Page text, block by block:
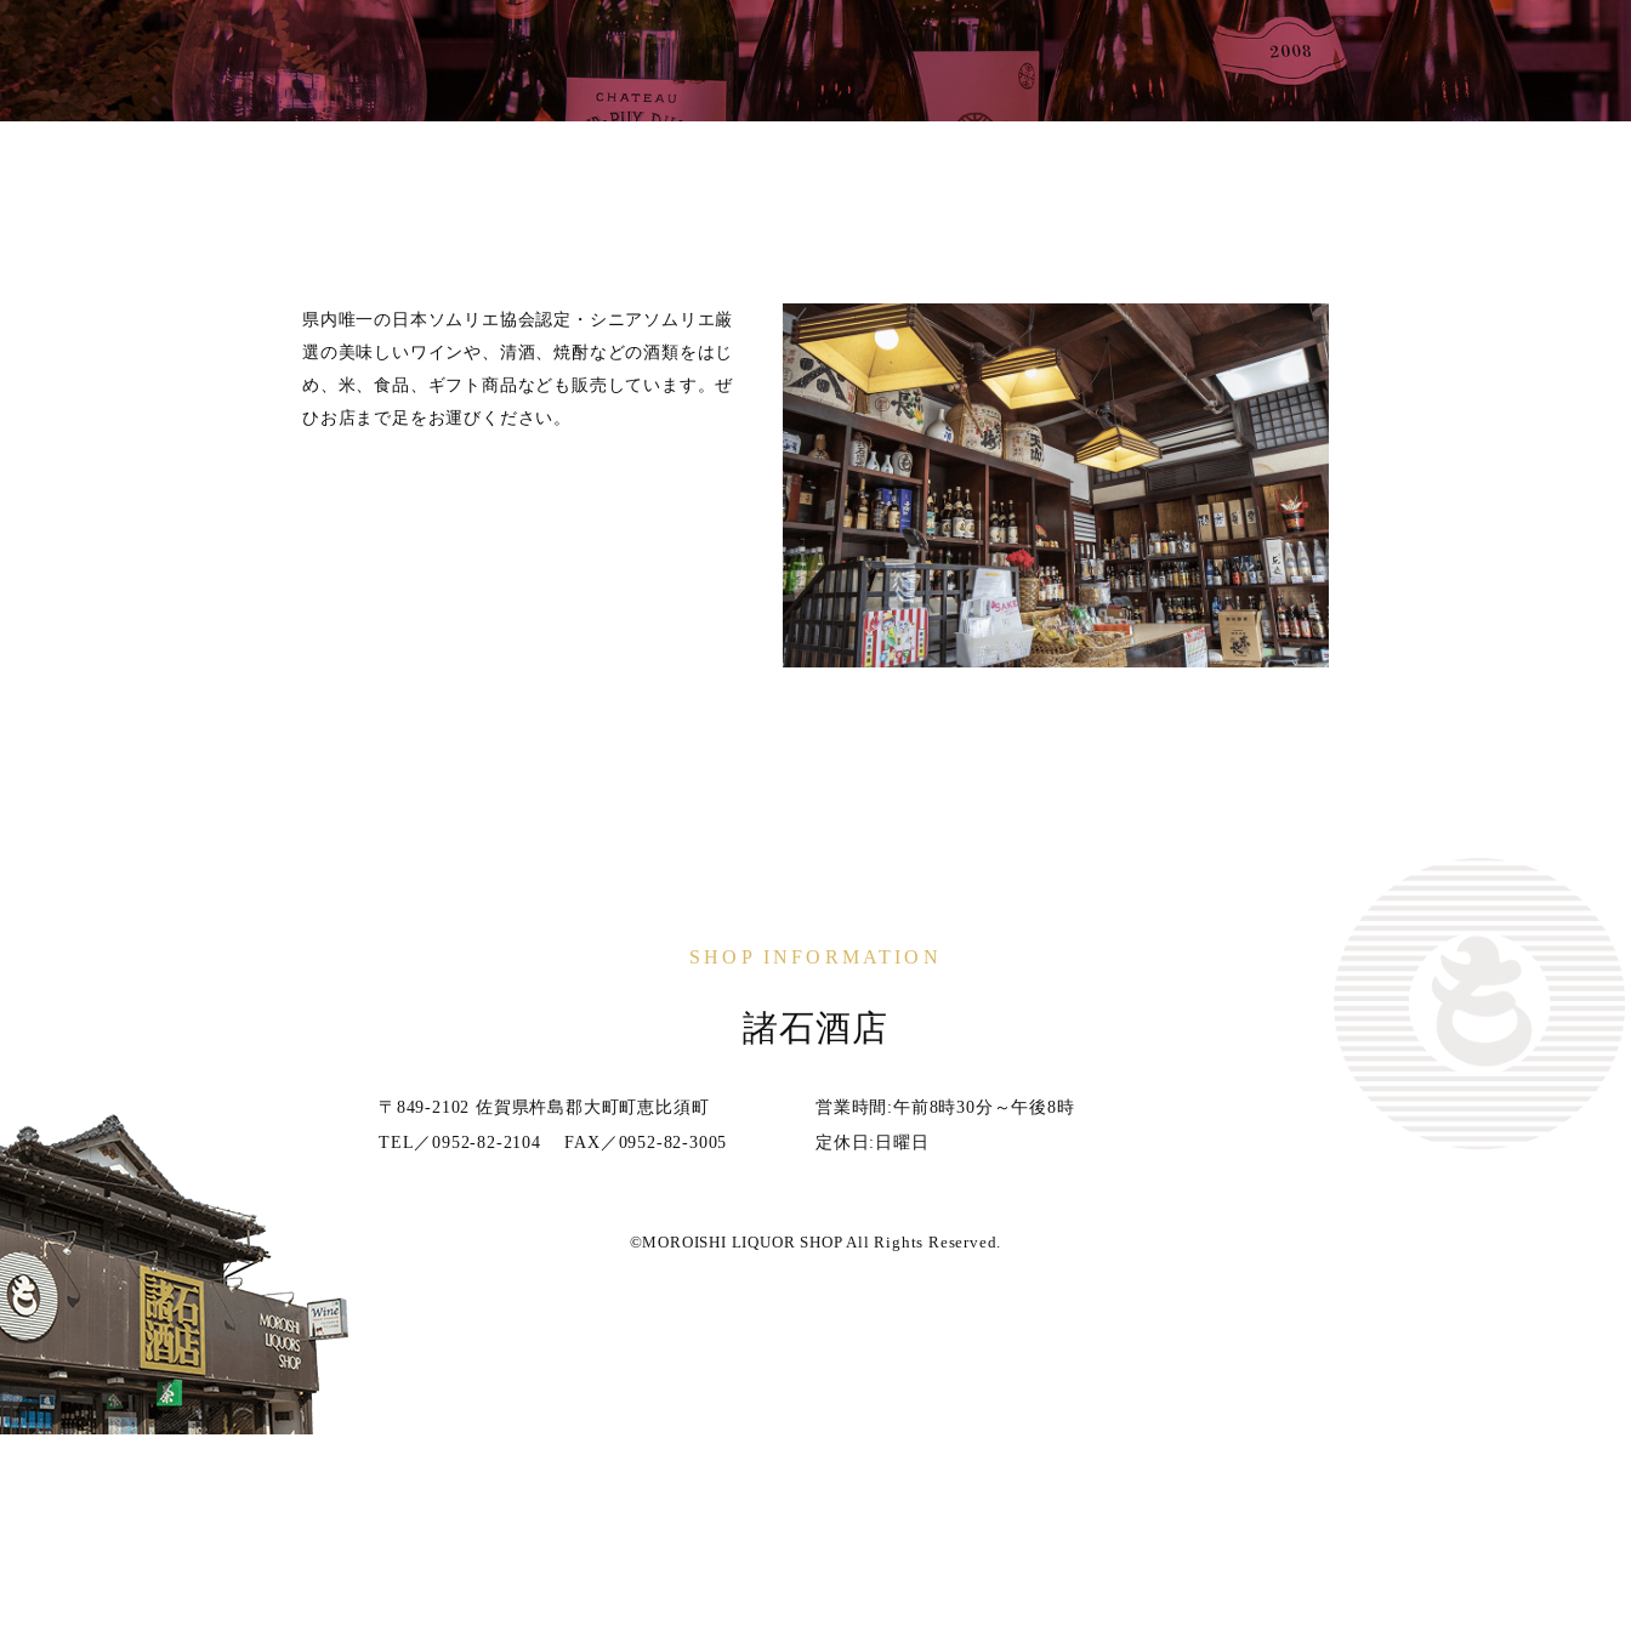
県内唯一の日本ソムリエ協会認定・シニアソムリエ厳
選の美味しいワインや、清酒、焼酎などの酒類をはじ
め、米、食品、ギフト商品なども販売しています。ぜ
ひお店まで足をお運びください。
SHOP INFORMATION
諸石酒店
〒849-2102 佐賀県杵島郡大町町恵比須町
営業時間:午前8時30分～午後8時
TEL／0952-82-2104FAX／0952-82-3005 定休日:日曜日
©MOROISHI LIQUOR SHOP All Rights Reserved.